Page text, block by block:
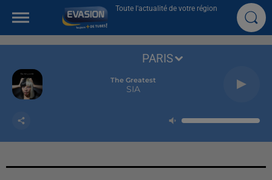
Toute l'actualité de votre région
The Greatest
SIA
PARIS